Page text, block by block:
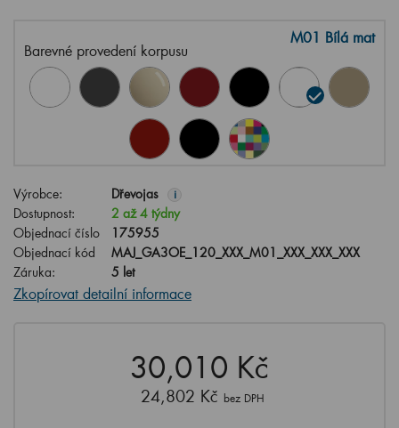
Barevné provedení korpusu
M01 Bílá mat
Výrobce: Dřevojas i
Dostupnost:
2 až 4 týdny
Objednací číslo
175955
Objednací kód
MAJ_GA3OE_120_XXX_M01_XXX_XXX_XXX
Záruka:
5 let
Zkopírovat detailní informace
30,010 Kč
24,802 Kč bez DPH